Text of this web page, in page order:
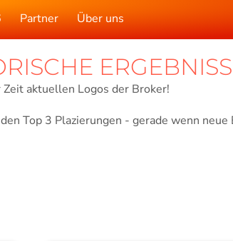
Partner Über uns
aktuellen Logos der Broker!
Top 3 Plazierungen - gerade wenn neue